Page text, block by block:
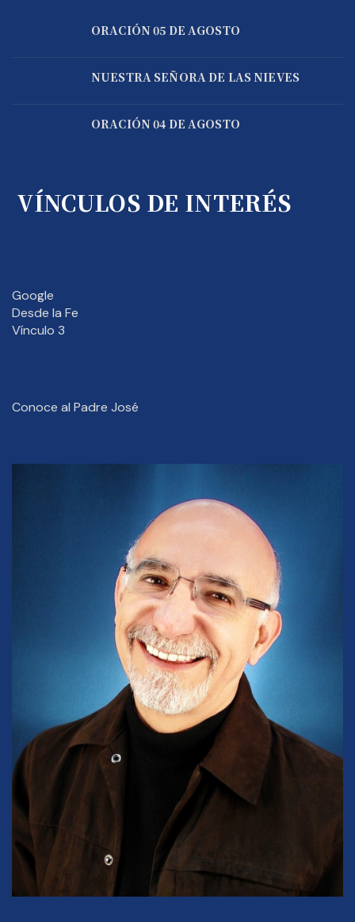
ORACIÓN 05 DE AGOSTO
NUESTRA SEÑORA DE LAS NIEVES
ORACIÓN 04 DE AGOSTO
VÍNCULOS DE INTERÉS
Google
Desde la Fe
Vínculo 3
Conoce al Padre José